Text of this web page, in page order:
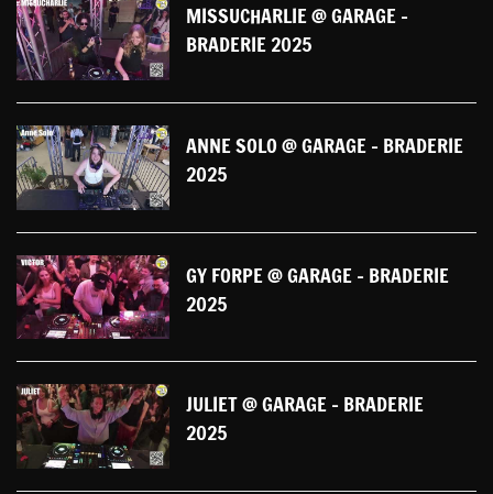
MISSUCHARLIE @ GARAGE -
BRADERIE 2025
ANNE SOLO @ GARAGE - BRADERIE
2025
GY FORPE @ GARAGE - BRADERIE
2025
JULIET @ GARAGE - BRADERIE
2025